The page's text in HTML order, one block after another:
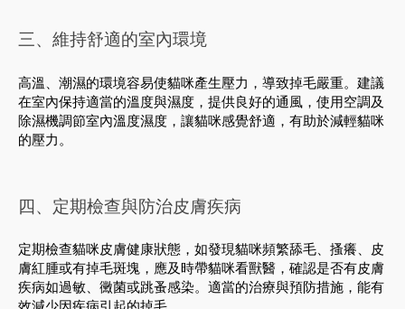
三、維持舒適的室內環境
高溫、潮濕的環境容易使貓咪產生壓力，導致掉毛嚴重。建議
在室內保持適當的溫度與濕度，提供良好的通風，使用空調及
除濕機調節室內溫度濕度，讓貓咪感覺舒適，有助於減輕貓咪
的壓力。
四、定期檢查與防治皮膚疾病
定期檢查貓咪皮膚健康狀態，如發現貓咪頻繁舔毛、搔癢、皮
膚紅腫或有掉毛斑塊，應及時帶貓咪看獸醫，確認是否有皮膚
疾病如過敏、黴菌或跳蚤感染。適當的治療與預防措施，能有
效減少因疾病引起的掉毛。